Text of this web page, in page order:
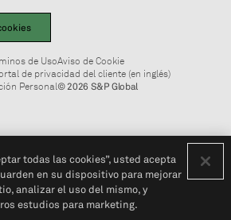
de UsoAviso de Cookie
de privacidad del cliente (en inglés)
Personal© 2026 S&P Global
todas las cookies”, usted acepta
en su dispositivo para mejorar
analizar el uso del mismo, y
estudios para marketing.